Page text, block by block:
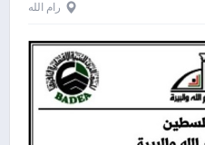
رام الله